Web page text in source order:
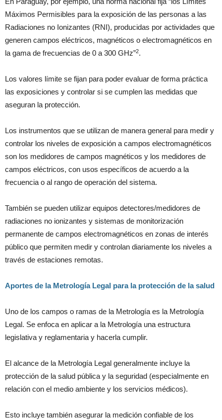
Máximos Permisibles para la exposición de las personas a las
Radiaciones no Ionizantes (RNI), producidas por actividades que
generen campos eléctricos, magnéticos o electromagnéticos en
la gama de frecuencias de 0 a 300 GHz”2.
Los valores límite se fijan para poder evaluar de forma práctica
las exposiciones y controlar si se cumplen las medidas que
aseguran la protección.
Los instrumentos que se utilizan de manera general para medir y
controlar los niveles de exposición a campos electromagnéticos
son los medidores de campos magnéticos y los medidores de
campos eléctricos, con usos específicos de acuerdo a la
frecuencia o al rango de operación del sistema.
También se pueden utilizar equipos detectores/medidores de
radiaciones no ionizantes y sistemas de monitorización
permanente de campos electromagnéticos en zonas de interés
público que permiten medir y controlan diariamente los niveles a
través de estaciones remotas.
Aportes de la Metrología Legal para la protección de la salud
Uno de los campos o ramas de la Metrología es la Metrología
Legal. Se enfoca en aplicar a la Metrología una estructura
legislativa y reglamentaria y hacerla cumplir.
El alcance de la Metrología Legal generalmente incluye la
protección de la salud pública y la seguridad (especialmente en
relación con el medio ambiente y los servicios médicos).
Esto incluye también asegurar la medición confiable de los